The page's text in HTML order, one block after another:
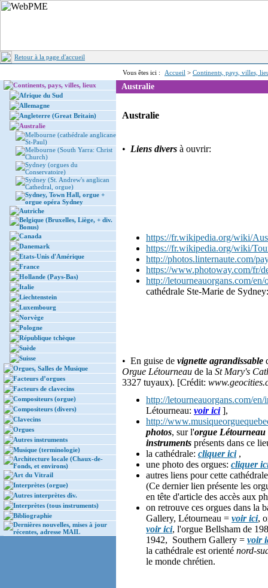
Retour à la page d'accueil
Vous êtes ici : Accueil > Continents, pays, villes,
Continents, pays, villes, lieux
Afrique du Sud
Allemagne
Angleterre (Great Britain)
Australie
Melbourne (cathédrale anglicane
St-Paul)
Melbourne (South Yarra: Christ
Church)
Sydney (orgues du
Conservatoire)
Sydney (St. Andrew's anglican
Cathedral, orgue)
Sydney, Town Hall, orgue +
orgue opéra Sydney
Autriche
Belgique (Bruxelles, Liège, + div.
Bonus)
Canada
Danemark
Etats-Unis d'Amérique
France
Hollande (Pays-Bas)
Italie
Liechtenstein
Luxembourg
Norvège
Pologne
République tchèque
Suède
Suisse
Orgues, Salles de Musique
Facteurs d’orgues
Facteurs de clavecins
Compositeurs (orgue)
Compositeurs (divers)
Clavecins
Orgues
Autres instruments
Musique (terminologie)
Architecture locale (Chaux-de-
Fonds, et environs)
Art du Vitrail
Interprètes (orgue)
Autres interprètes div.
Interprètes (tous instruments)
Bibliographie
Dernières nouvelles, mises à jour
récentes, adresse MAIL
Australie
Australie
• Liens divers à ouvrir:
https://fr.wikipedia.org/wiki/
https://fr.wikipedia.org/wiki/
http://photos.linternaute.com/
https://www.photoway.com/fr/
http://letourneauorgans.com/en/
cathédrale Ste-Marie de
• En guise de vignette agrandissable
Orgue Létourneau de la St Mary's
3327 tuyaux). [Crédit:
http://letourneauorgans.com/en/
Létourneau: voir ici],
http://
photos, sur l'orgue Létourneau
instruments présents dans ce
la cathédrale: cliquer ici,
une photo des orgues: cliquer
autres liens pour cette
(Ce dernier lien présente les
en tête d'article des accès aux
on retrouve ces orgues dans la
Gallery, Létourneau = voir ici,
voir ici, l'orgue Bellsham de
1942, Southern Gallery = voir
la cathédrale est orienté nord-
le monde chrétien.